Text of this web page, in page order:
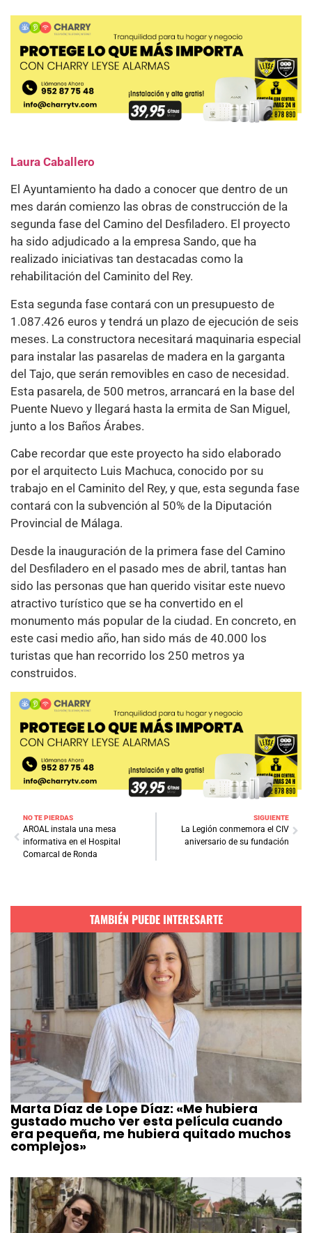
Laura Caballero
El Ayuntamiento ha dado a conocer que dentro de un
mes darán comienzo las obras de construcción de la
segunda fase del Camino del Desfiladero. El proyecto
ha sido adjudicado a la empresa Sando, que ha
realizado iniciativas tan destacadas como la
rehabilitación del Caminito del Rey.
Esta segunda fase contará con un presupuesto de
1.087.426 euros y tendrá un plazo de ejecución de seis
meses. La constructora necesitará maquinaria especial
para instalar las pasarelas de madera en la garganta
del Tajo, que serán removibles en caso de necesidad.
Esta pasarela, de 500 metros, arrancará en la base del
Puente Nuevo y llegará hasta la ermita de San Miguel,
junto a los Baños Árabes.
Cabe recordar que este proyecto ha sido elaborado
por el arquitecto Luis Machuca, conocido por su
trabajo en el Caminito del Rey, y que, esta segunda fase
contará con la subvención al 50% de la Diputación
Provincial de Málaga.
Desde la inauguración de la primera fase del Camino
del Desfiladero en el pasado mes de abril, tantas han
sido las personas que han querido visitar este nuevo
atractivo turístico que se ha convertido en el
monumento más popular de la ciudad. En concreto, en
este casi medio año, han sido más de 40.000 los
turistas que han recorrido los 250 metros ya
construidos.
NO TE PIERDAS
AROAL instala una mesa
informativa en el Hospital
Comarcal de Ronda
SIGUIENTE
La Legión conmemora el CIV
aniversario de su fundación
TAMBIÉN PUEDE INTERESARTE
Marta Díaz de Lope Díaz: «Me hubiera
gustado mucho ver esta película cuando
era pequeña, me hubiera quitado muchos
complejos»